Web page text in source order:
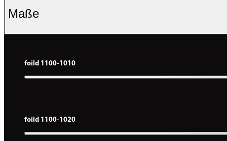
Maße
foild 1100-1010
foild 1100-1020